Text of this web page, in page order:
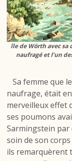
île de Wörth avec sa
naufragé et l’un
Sa femme que
naufrage, était
merveilleux effet
ses poumons
Sarmingstein par
soin de son
ils remarquèrent